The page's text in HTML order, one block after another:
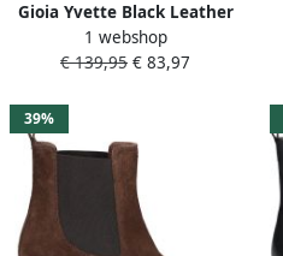
Gioia Yvette Black Leather
1 webshop
€ 139,95 € 83,97
39%